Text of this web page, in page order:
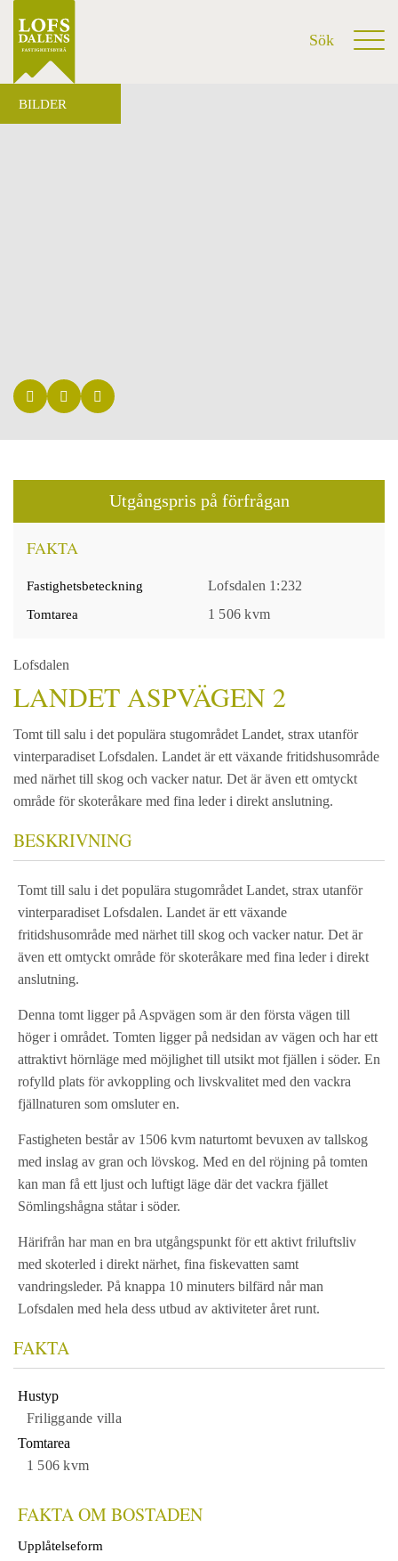
BILDER
Lofsdalen
LANDET ASPVÄGEN 2
Tomt till salu i det populära stugområdet Landet, strax utanför
vinterparadiset Lofsdalen. Landet är ett växande fritidshusområde
med närhet till skog och vacker natur. Det är även ett omtyckt
område för skoteråkare med fina leder i direkt anslutning.
Utgångspris på förfrågan
FAKTA
Fastighetsbeteckning Lofsdalen 1:232
Tomtarea 1 506 kvm
BESKRIVNING
Tomt till salu i det populära stugområdet Landet, strax utanför
vinterparadiset Lofsdalen. Landet är ett växande
fritidshusområde med närhet till skog och vacker natur. Det är
även ett omtyckt område för skoteråkare med fina leder i direkt
anslutning.
Denna tomt ligger på Aspvägen som är den första vägen till
höger i området. Tomten ligger på nedsidan av vägen och har ett
attraktivt hörnläge med möjlighet till utsikt mot fjällen i söder. En
rofylld plats för avkoppling och livskvalitet med den vackra
fjällnaturen som omsluter en.
Fastigheten består av 1506 kvm naturtomt bevuxen av tallskog
med inslag av gran och lövskog. Med en del röjning på tomten
kan man få ett ljust och luftigt läge där det vackra fjället
Sömlingshågna ståtar i söder.
Härifrån har man en bra utgångspunkt för ett aktivt friluftsliv
med skoterled i direkt närhet, fina fiskevatten samt
vandringsleder. På knappa 10 minuters bilfärd når man
Lofsdalen med hela dess utbud av aktiviteter året runt.
FAKTA
Hustyp
Friliggande villa
Tomtarea
1 506 kvm
FAKTA OM BOSTADEN
Upplåtelseform